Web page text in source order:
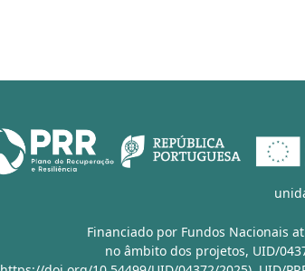
Financiado por Fundos Nacionais
no âmbito dos projetos, UID/